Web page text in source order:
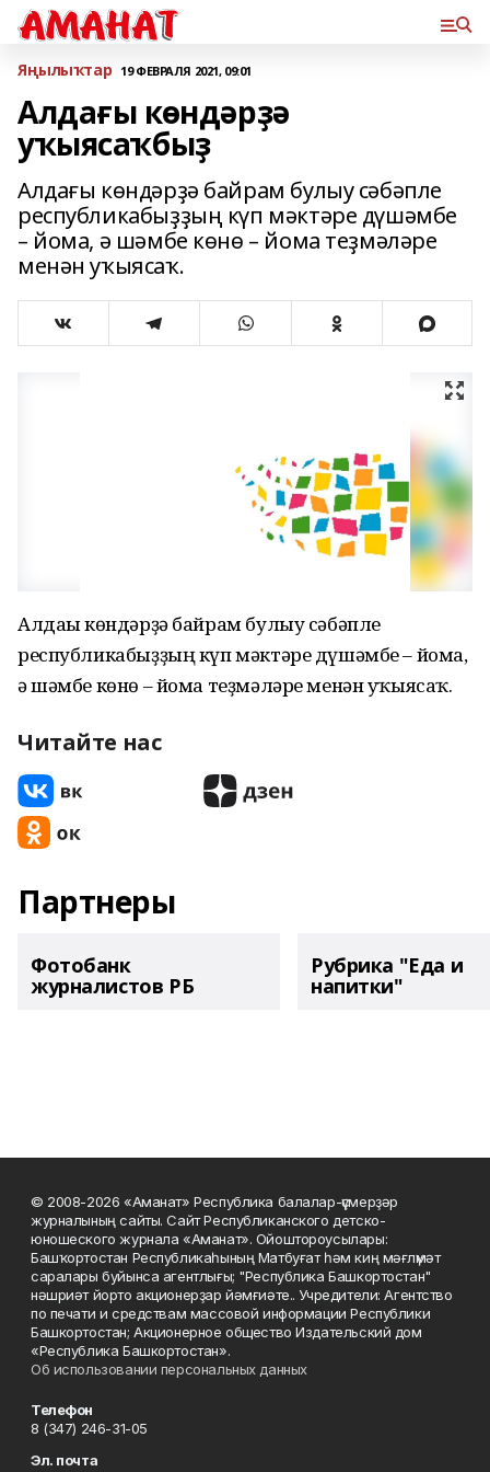
Яңылыҡтар 19 ФЕВРАЛЯ 2021, 09:01
Алдағы көндәрҙә
уҡыясаҡбыҙ
Алдағы көндәрҙә байрам булыу сәбәпле
республикабыҙҙың күп мәктәре дүшәмбе
– йома, ә шәмбе көнө – йома теҙмәләре
менән уҡыясаҡ.
Алдағы көндәрҙә байрам булыу сәбәпле
республикабыҙҙың күп мәктәре дүшәмбе – йома,
ә шәмбе көнө – йома теҙмәләре менән уҡыясаҡ.
Читайте нас
Партнеры
Фотобанк
журналистов РБ
Рубрика "Еда и
напитки"
© 2008-2026 «Аманат» Республика балалар-үҫмерҙәр
журналының сайты. Сайт Республиканского детско-
юношеского журнала «Аманат». Ойоштороусылары:
Башҡортостан Республикаһының Матбуғат һәм киң мәғлүмәт
саралары буйынса агентлығы; "Республика Башкортостан"
нәшриәт йорто акционерҙар йәмғиәте.. Учредители: Агентство
по печати и средствам массовой информации Республики
Башкортостан; Акционерное общество Издательский дом
«Республика Башкортостан».
Об использовании персональных данных
Телефон
8 (347) 246-31-05
Эл. почта